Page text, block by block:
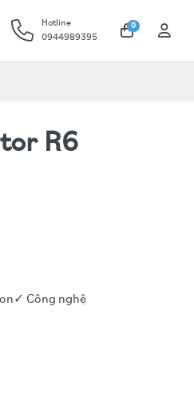
Hotline
0944989395
0
R6
Công nghệ